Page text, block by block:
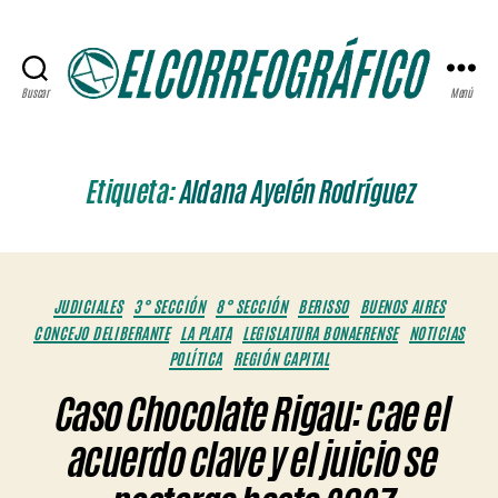
Buscar Menú
Etiqueta:Aldana Ayelén Rodríguez
Categorías
JUDICIALES 3° SECCIÓN 8° SECCIÓN BERISSO
BUENOS AIRES
CONCEJO DELIBERANTE
LA PLATA LEGISLATURA BONAERENSE
NOTICIAS
POLÍTICA
REGIÓN CAPITAL
Caso Chocolate Rigau: cae el
acuerdo clave y el juicio se